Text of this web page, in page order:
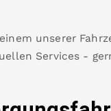
unserer
Services -